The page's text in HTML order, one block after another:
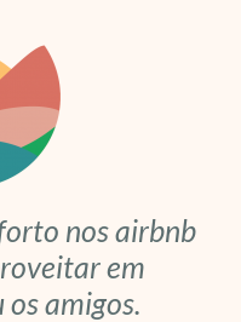
nos airbnb
em
amigos.